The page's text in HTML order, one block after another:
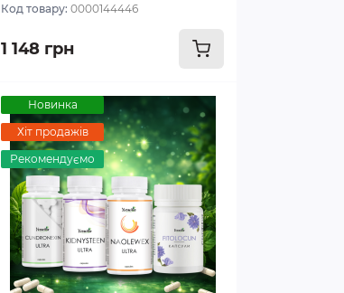
Код товару:0000144446
1 148 грн
Новинка
Хіт продажів
Рекомендуємо